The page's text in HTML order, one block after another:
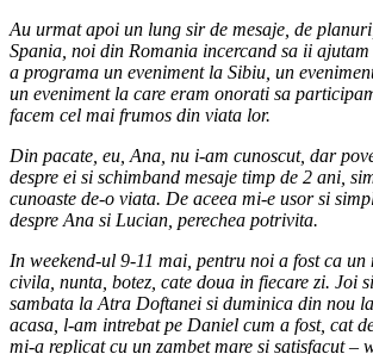
Au urmat apoi un lung sir de mesaje, de
Spania, noi din Romania incercand sa ii
a programa un eveniment la Sibiu, un
un eveniment la care eram onorati sa
facem cel mai frumos din viata lor.
Din pacate, eu, Ana, nu i-am cunoscut, dar
despre ei si schimband mesaje timp de 2 ani,
cunoaste de-o viata. De aceea mi-e usor si
despre Ana si Lucian, perechea potrivita.
In weekend-ul 9-11 mai, pentru noi a fost ca
civila, nunta, botez, cate doua in fiecare zi. Joi
sambata la Atra Doftanei si duminica din nou
acasa, l-am intrebat pe Daniel cum a fost, cat
mi-a replicat cu un zambet mare si satisfacut –